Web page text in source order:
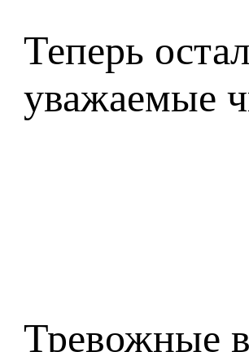
Теперь
уважаемые
Тревожные